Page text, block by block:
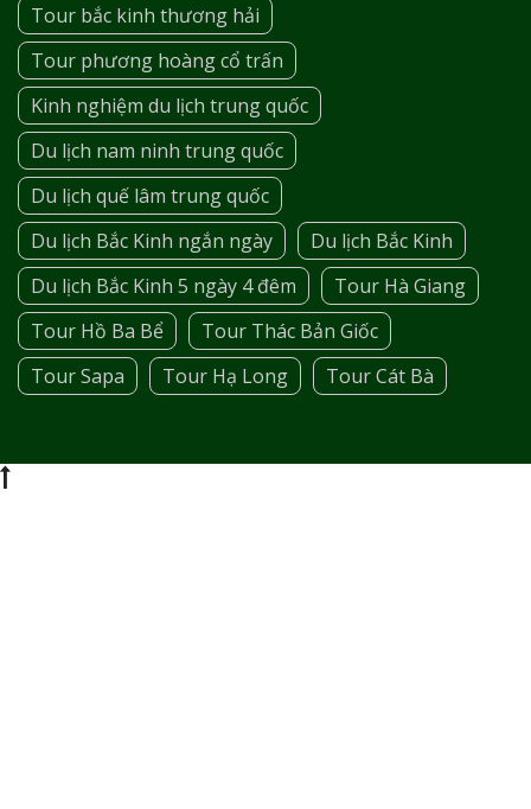
Tour bắc kinh thương hải
Tour phương hoàng cổ trấn
Kinh nghiệm du lịch trung quốc
Du lịch nam ninh trung quốc
Du lịch quế lâm trung quốc
Du lịch Bắc Kinh ngắn ngày
Du lịch Bắc Kinh
Du lịch Bắc Kinh 5 ngày 4 đêm
Tour Hà Giang
Tour Hồ Ba Bể
Tour Thác Bản Giốc
Tour Sapa
Tour Hạ Long Tour Cát Bà